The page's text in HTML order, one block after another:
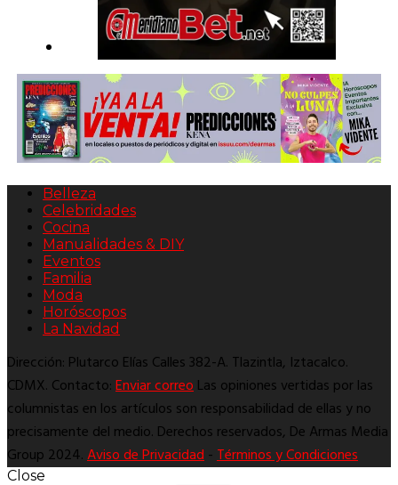
Belleza
Celebridades
Cocina
Manualidades & DIY
Eventos
Familia
Moda
Horóscopos
La Navidad
Dirección: Plutarco Elías Calles 382-A. Tlazintla, Iztacalco.
CDMX. Contacto:Enviar correoLas opiniones vertidas por las
columnistas en los artículos son responsabilidad de ellas y no
precisamente del medio. Derechos reservados, De Armas Media
Group 2024.Aviso de Privacidad-Términos y Condiciones
Close